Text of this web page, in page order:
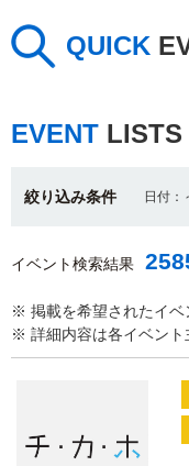
QUICK
EVENT LISTS
絞り込み条件 日付：
イベント検索結果
※ 掲載を希望されたイベ
※ 詳細内容は各イベント